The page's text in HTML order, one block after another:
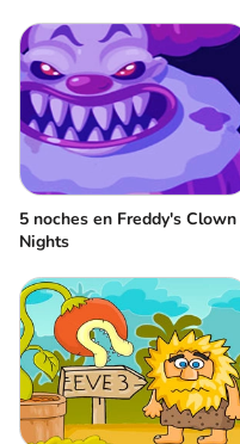
5 noches en Freddy's Clown
Nights